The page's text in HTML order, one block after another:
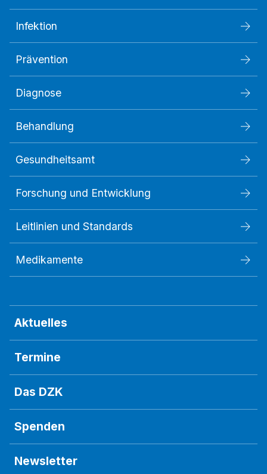
Infektion
Prävention
Diagnose
Behandlung
Gesundheitsamt
Forschung und Entwicklung
Leitlinien und Standards
Medikamente
Aktuelles
Termine
Das DZK
Spenden
Newsletter